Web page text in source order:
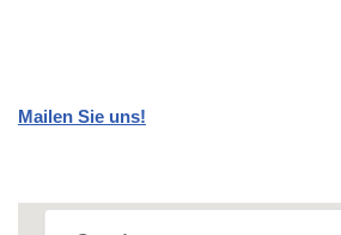
Mailen Sie uns!